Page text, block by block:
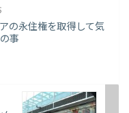
の永住権を取得して気
事